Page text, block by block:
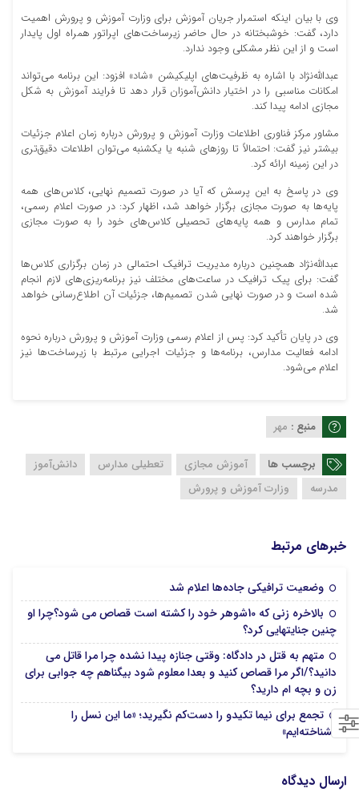
وی با بیان اینکه استمرار جریان آموزش برای وزارت آموزش و پرورش اهمیت
دارد، گفت: خوشبختانه در حال حاضر زیرساخت‌های اپراتور همراه اول پایدار
است و از این نظر مشکلی وجود ندارد.
عبدالله‌نژاد با اشاره به ظرفیت‌های اپلیکیشن «شاد» افزود: این برنامه می‌تواند
امکانات مناسبی را در اختیار دانش‌آموزان قرار دهد تا فرایند آموزش به شکل
مجازی ادامه پیدا کند.
مشاور مرکز فناوری اطلاعات وزارت آموزش و پرورش درباره زمان اعلام جزئیات
بیشتر نیز گفت: احتمالاً تا روزهای شنبه یا یکشنبه می‌توان اطلاعات دقیق‌تری
در این زمینه ارائه کرد.
وی در پاسخ به این پرسش که آیا در صورت تصمیم نهایی، کلاس‌های همه
پایه‌ها به صورت مجازی برگزار خواهد شد، اظهار کرد: در صورت اعلام رسمی،
تمام مدارس و همه پایه‌های تحصیلی کلاس‌های خود را به صورت مجازی
برگزار خواهند کرد.
عبدالله‌نژاد همچنین درباره مدیریت ترافیک احتمالی در زمان برگزاری کلاس‌ها
گفت: برای پیک ترافیک در ساعت‌های مختلف نیز برنامه‌ریزی‌های لازم انجام
شده است و در صورت نهایی شدن تصمیم‌ها، جزئیات آن اطلاع‌رسانی خواهد
شد.
وی در پایان تأکید کرد: پس از اعلام رسمی وزارت آموزش و پرورش درباره نحوه
ادامه فعالیت مدارس، برنامه‌ها و جزئیات اجرایی مرتبط با زیرساخت‌ها نیز
اعلام می‌شود.
منبع : مهر
برچسب ها آموزش مجازی تعطیلی مدارس
دانش‌آموز
مدرسه
وزارت آموزش و پرورش
خبرهای مرتبط
وضعیت ترافیکی جاده‌ها اعلام شد
بالاخره زنی که 10شوهر خود را کشته است قصاص می شود؟چرا او
چنین جنایتهایی کرد؟
متهم به قتل در دادگاه: وقتی جنازه پیدا نشده چرا مرا قاتل می
دانید؟/اگر مرا قصاص کنید و بعدا معلوم شود بیگناهم چه جوابی برای
زن و بچه ام دارید؟
تجمع برای نیما تکیدو را دست‌کم نگیرید؛ «ما این نسل را
نشناخته‌ایم»
ارسال دیدگاه